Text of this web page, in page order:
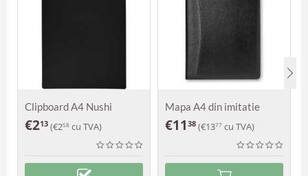
Clipboard A4 Nushi
€213 (€258 cu TVA)
Mapa A4 din imitatie
piele Peyto
€11 38 (€1377 cu TVA)